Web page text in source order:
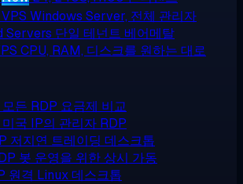
Windows Server, 전체 관리자
Servers 단일 테넌트 베어메탈
CPU, RAM, 디스크를 원하는 대로
모든 RDP 요금제 비교
미국 IP의 관리자 RDP
저지연 트레이딩 데스크톱
봇 운영을 위한 상시 가동
원격 Linux 데스크톱